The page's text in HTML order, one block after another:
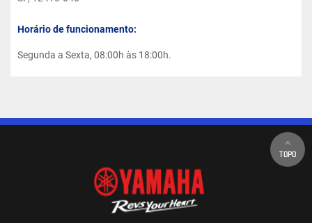
Horário de funcionamento:
Segunda a Sexta, 08:00h às 18:00h.
TOPO